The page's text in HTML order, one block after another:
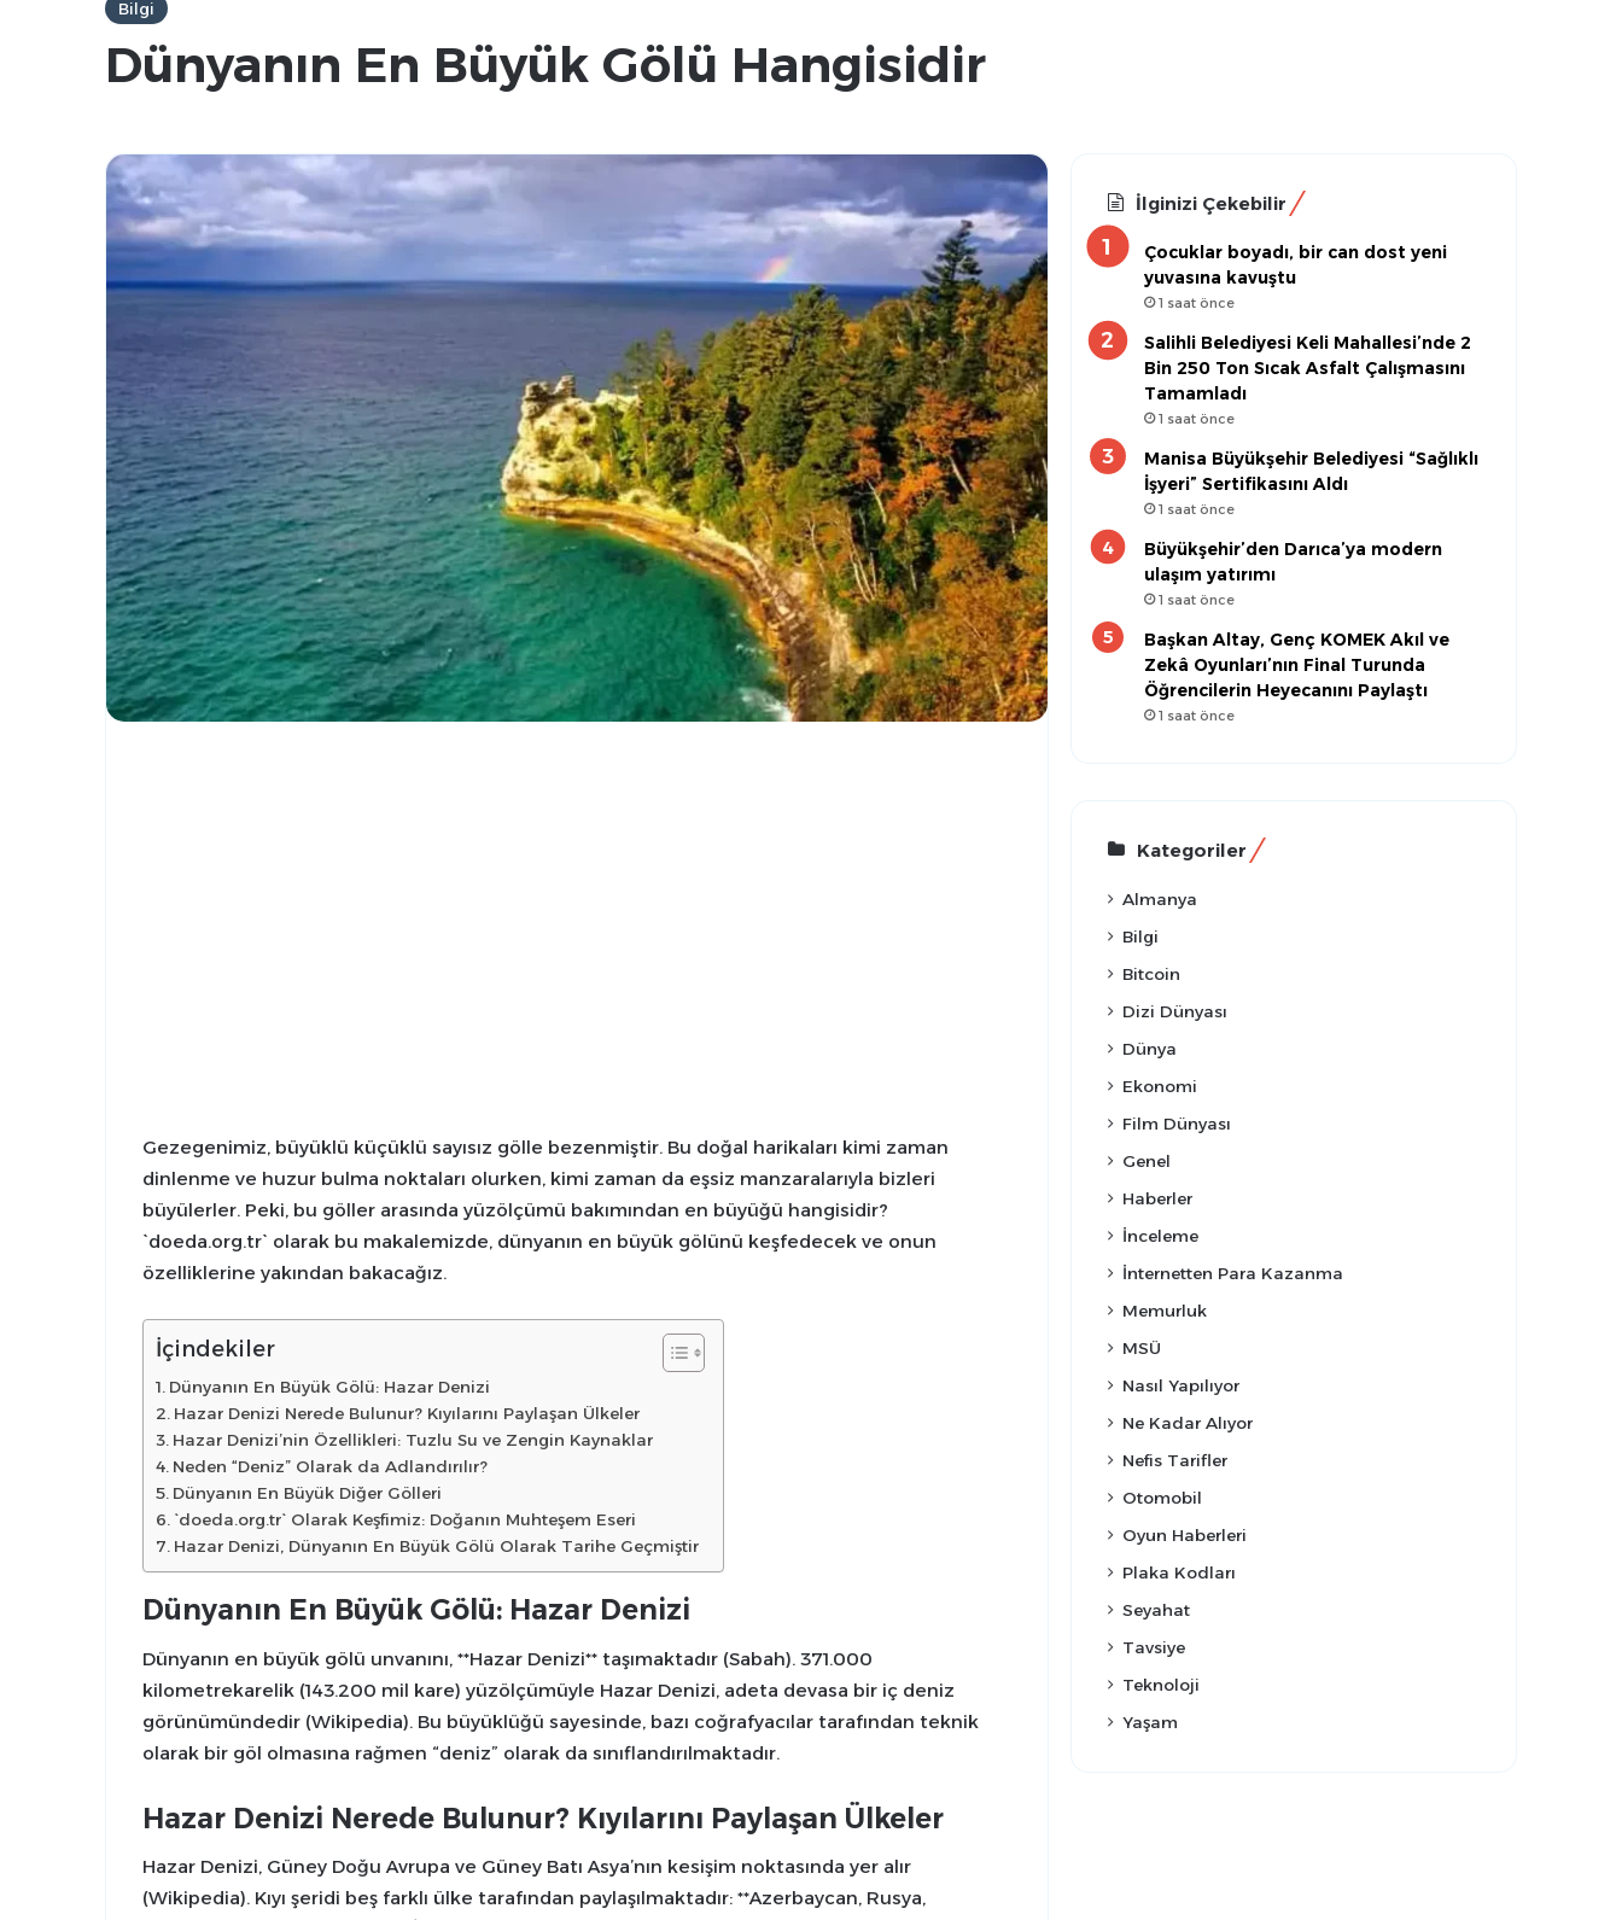
Bilgi
Dünyanın En Büyük Gölü Hangisidir
Gezegenimiz, büyüklü küçüklü sayısız gölle bezenmiştir. Bu doğal harikaları kimi zaman
dinlenme ve huzur bulma noktaları olurken, kimi zaman da eşsiz manzaralarıyla bizleri
büyülerler. Peki, bu göller arasında yüzölçümü bakımından en büyüğü hangisidir?
`doeda.org.tr` olarak bu makalemizde, dünyanın en büyük gölünü keşfedecek ve onun
özelliklerine yakından bakacağız.
İçindekiler
Dünyanın En Büyük Gölü: Hazar Denizi
Hazar Denizi Nerede Bulunur? Kıyılarını Paylaşan Ülkeler
Hazar Denizi’nin Özellikleri: Tuzlu Su ve Zengin Kaynaklar
Neden “Deniz” Olarak da Adlandırılır?
Dünyanın En Büyük Diğer Gölleri
`doeda.org.tr` Olarak Keşfimiz: Doğanın Muhteşem Eseri
Hazar Denizi, Dünyanın En Büyük Gölü Olarak Tarihe Geçmiştir
Dünyanın En Büyük Gölü: Hazar Denizi
Dünyanın en büyük gölü unvanını, **Hazar Denizi** taşımaktadır (Sabah). 371.000
kilometrekarelik (143.200 mil kare) yüzölçümüyle Hazar Denizi, adeta devasa bir iç deniz
görünümündedir (Wikipedia). Bu büyüklüğü sayesinde, bazı coğrafyacılar tarafından teknik
olarak bir göl olmasına rağmen “deniz” olarak da sınıflandırılmaktadır.
Hazar Denizi Nerede Bulunur? Kıyılarını Paylaşan Ülkeler
Hazar Denizi, Güney Doğu Avrupa ve Güney Batı Asya’nın kesişim noktasında yer alır
(Wikipedia). Kıyı şeridi beş farklı ülke tarafından paylaşılmaktadır: **Azerbaycan, Rusya,
İlginizi Çekebilir
Çocuklar boyadı, bir can dost yeni
yuvasına kavuştu
1 saat önce
Salihli Belediyesi Keli Mahallesi’nde 2
Bin 250 Ton Sıcak Asfalt Çalışmasını
Tamamladı
1 saat önce
Manisa Büyükşehir Belediyesi “Sağlıklı
İşyeri” Sertifikasını Aldı
1 saat önce
Büyükşehir’den Darıca’ya modern
ulaşım yatırımı
1 saat önce
Başkan Altay, Genç KOMEK Akıl ve
Zekâ Oyunları’nın Final Turunda
Öğrencilerin Heyecanını Paylaştı
1 saat önce
Kategoriler
Almanya
Bilgi
Bitcoin
Dizi Dünyası
Dünya
Ekonomi
Film Dünyası
Genel
Haberler
İnceleme
İnternetten Para Kazanma
Memurluk
MSÜ
Nasıl Yapılıyor
Ne Kadar Alıyor
Nefis Tarifler
Otomobil
Oyun Haberleri
Plaka Kodları
Seyahat
Tavsiye
Teknoloji
Yaşam